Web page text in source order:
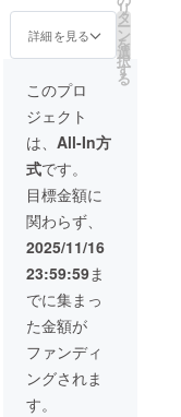
澄ます
時間
のお守
ります
よう
に。
メール
アドレ
スに
Zoomの
リンク
り、10
～20分
ほどお
話を聴
かせて
いただ
いたあ
場所で
作品を
つくり
ます。
・滞在
制作期
間1～2
週間ほ
ど ・滞
在場所
要相談
(車中泊
可能) 設
置のみ
も可
能。 リ
ターン
に含ま
れるも
のは材
料費、
詳細を見る
リ
タ
ー
ン
を
選
択
す
る
このプロ
ジェクト
は、 All-In方
式です。
目標金額に
関わらず、
2025/11/16
23:59:59ま
でに集まっ
た金額が
ファンディ
ングされま
す。